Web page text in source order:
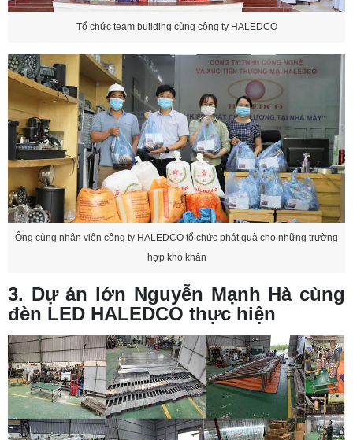
Tổ chức team building cùng công ty HALEDCO
Ông cùng nhân viên công ty HALEDCO tổ chức phát quà cho những trường
hợp khó khăn
3. Dự án lớn Nguyễn Mạnh Hà cùng
đèn LED HALEDCO thực hiện